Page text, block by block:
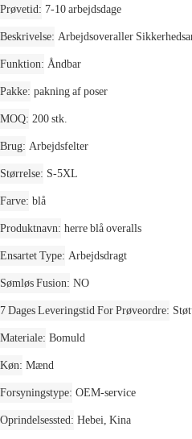
Prøvetid 7-10 arbejdsdage
Beskrivelse Arbejdsoveraller
Funktion Åndbar
Pakke pakning af poser
MOQ 200 stk.
Brug Arbejdsfelter
Størrelse S-5XL
Farve blå
Produktnavn herre blå overalls
Ensartet Type Arbejdsdragt
Sømløs Fusion NO
7 Dages Leveringstid For Prøveordre
Materiale Bomuld
Køn Mænd
Forsyningstype OEM-service
Oprindelsessted Hebei, Kina